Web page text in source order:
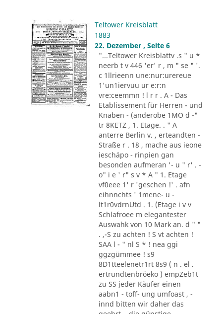
Teltower Kreisblatt
1883
22. Dezember , Seite 6
"...Teltower Kreisblattv .s " u *
neerb t v 446 'er' r , m " se " '.
c 1llrieenn une:nur:urereue
1'un1iervuu ur e:r:n
vre:ceemmn ! l r r . A - Das
Etablissement für Herren - und
Knaben - (anderobe 1MO d -"
tr 8KETZ , 1. Etage. . " A
anterre Berlin v. , erteandten -
Straße r . 18 , mache aus ieone
ieschäpo - rinpien gan
besonden aufmeran '- u " r' . -
o" i e ' r" s v * A " 1. Etage
vf0eee 1' r 'geschen !' . afn
eihnnchts ' 1mene- u -
lt1r0vdrnUtd . 1. (Etage i v v
Schlafroee m elegantester
Auswahk von 10 Mark an. d " "
. ,-S zu achten ! S vt achten !
SAA l - " nl S * ! nea ggi
ggzgümmee ! s9
8D1tteelenetr1rt 8s9 ( n . el .
ertrundtenbröeko ) empZeb1t
zu SS jeder Käufer einen
aabn1 - toff- ung umfoast , -
innd bitten wir daher das